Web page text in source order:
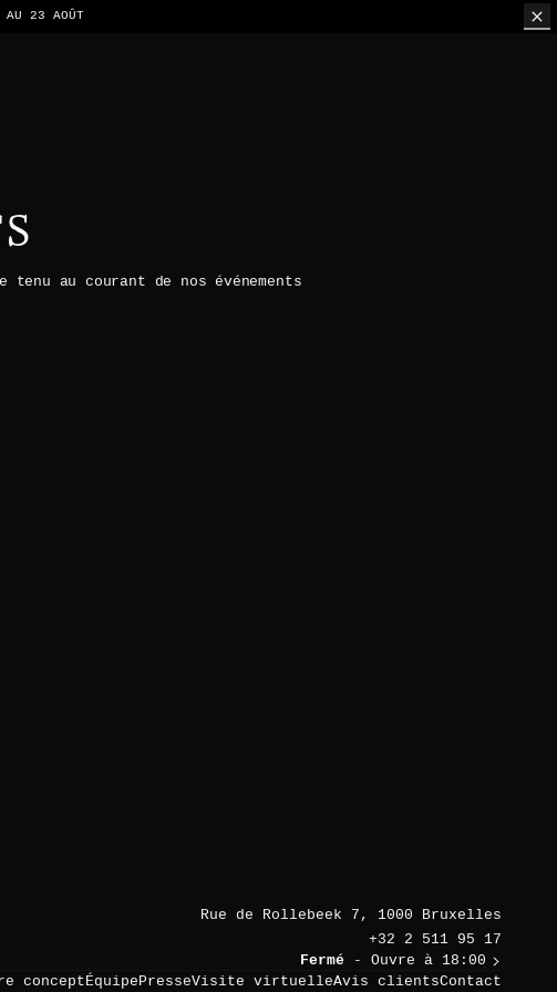
au courant de nos événements
Rue de Rollebeek 7, 1000 Bruxelles
+32 2 511 95 17
Fermé - Ouvre à 18:00
concept Équipe PresseVisite virtuelleAvis clientsContact